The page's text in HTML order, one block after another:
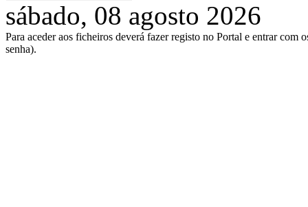
sábado, 08 agosto 2026
Para aceder aos ficheiros deverá fazer registo no Portal e entrar com
senha).